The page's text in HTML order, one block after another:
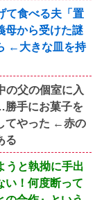
て食べる夫「置
母から受けた謎
←大きな皿を持
の父の個室に入
勝手にお菓子を
てやった ←赤の
る
うと執拗に手出
い！何度断って